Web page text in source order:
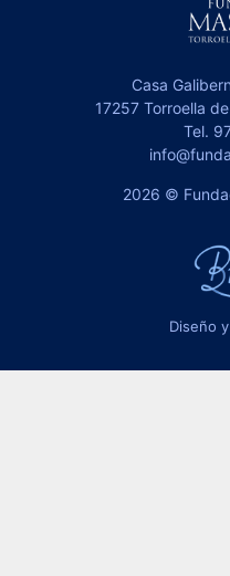
Casa
17257 Torroella
Tel.
2026 ©
Diseño